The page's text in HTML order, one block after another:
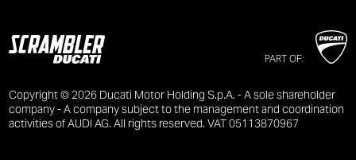
PART OF:
Copyright © 2026 Ducati Motor Holding S.p.A. - A sole shareholder
company - A company subject to the management and coordination
activities of AUDI AG. All rights reserved. VAT 05113870967